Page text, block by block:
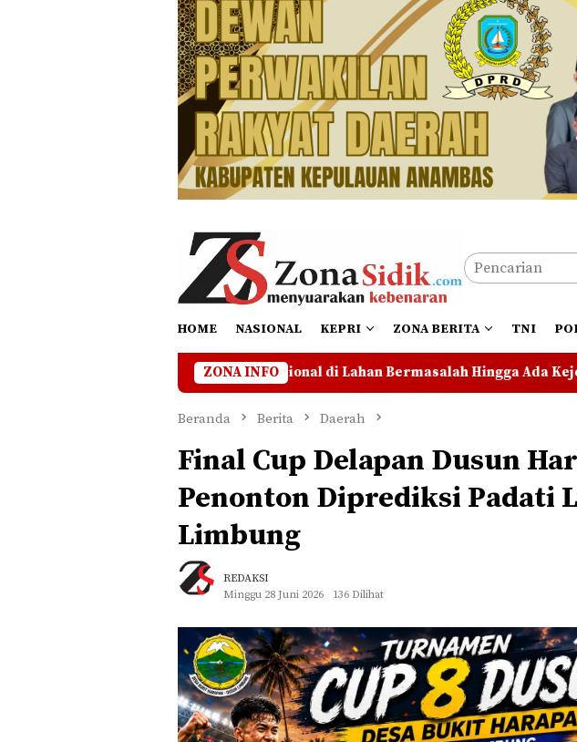
HOME NASIONAL KEPRI ZONA BERITA TNI
ZONA INFO
Operasional di Lahan Bermasalah Hingga Ada Kejelasan Zuhardi
Beranda Berita Daerah
Final Cup Delapan Dusun
Penonton Diprediksi Padati
Limbung
REDAKSI
Minggu 28 Juni 2026
136 Dilihat